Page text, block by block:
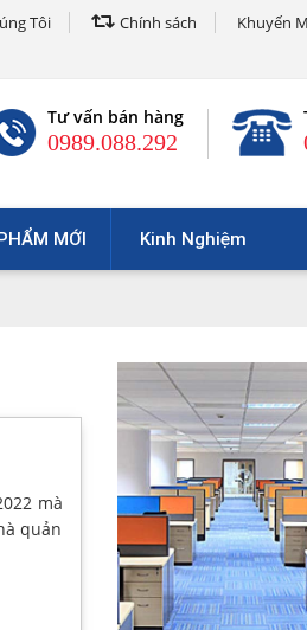
Tôi Chính sách Khuyến
Tư vấn bán hàng
0989.088.292
MỚI Kinh Nghiệm
mà
quản